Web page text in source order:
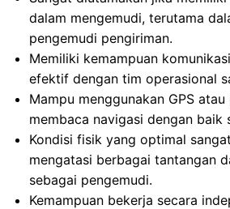
dalam mengemudi, terutama
pengemudi pengiriman.
Memiliki kemampuan
efektif dengan tim operasional
Mampu menggunakan GPS
membaca navigasi dengan baik
Kondisi fisik yang optimal
mengatasi berbagai tantangan
sebagai pengemudi.
Kemampuan bekerja secara